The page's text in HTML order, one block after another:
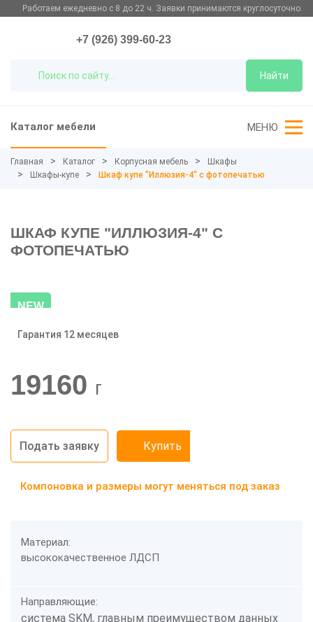
Работаем ежедневно с 8 до 22 ч. Заявки принимаются круглосуточно.
Найти
+7 (926) 399-60-23
Каталог мебели МЕНЮ
Главная Каталог Корпусная мебель
Шкафы
Шкафы-купе
Шкаф купе "Иллюзия-4" с фотопечатью
ШКАФ КУПЕ "ИЛЛЮЗИЯ-4" С
ФОТОПЕЧАТЬЮ
NEW
-20%
Гарантия 12 месяцев
19160 г
Подать заявку Купить
Компоновка и размеры могут меняться под заказ
Материал:
высококачественное ЛДСП
Направляющие:
система SKM, главным преимуществом данных